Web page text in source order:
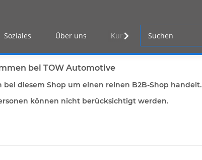
Soziales Über uns Kunden Log-in
bei TOW Automotive
bei diesem Shop um einen reinen B2B-Shop handelt.
können nicht berücksichtigt werden.